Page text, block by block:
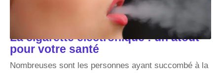
La cigarette électronique : un atout
pour votre santé
Nombreuses sont les personnes ayant succombé à la